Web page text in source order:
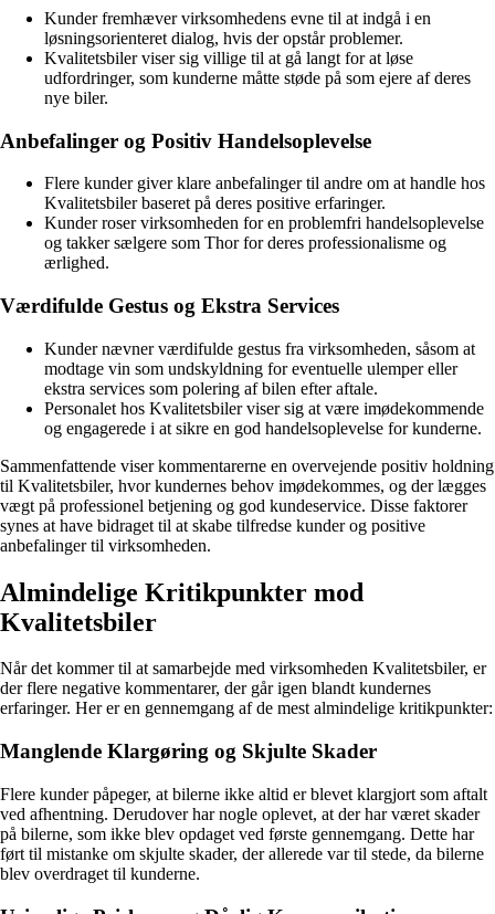
Kunder fremhæver virksomhedens evne til at indgå i en
løsningsorienteret dialog, hvis der opstår problemer.
Kvalitetsbiler viser sig villige til at gå langt for at løse
udfordringer, som kunderne måtte støde på som ejere af deres
nye biler.
Anbefalinger og Positiv Handelsoplevelse
Flere kunder giver klare anbefalinger til andre om at handle hos
Kvalitetsbiler baseret på deres positive erfaringer.
Kunder roser virksomheden for en problemfri handelsoplevelse
og takker sælgere som Thor for deres professionalisme og
ærlighed.
Værdifulde Gestus og Ekstra Services
Kunder nævner værdifulde gestus fra virksomheden, såsom at
modtage vin som undskyldning for eventuelle ulemper eller
ekstra services som polering af bilen efter aftale.
Personalet hos Kvalitetsbiler viser sig at være imødekommende
og engagerede i at sikre en god handelsoplevelse for kunderne.
Sammenfattende viser kommentarerne en overvejende positiv holdning
til Kvalitetsbiler, hvor kundernes behov imødekommes, og der lægges
vægt på professionel betjening og god kundeservice. Disse faktorer
synes at have bidraget til at skabe tilfredse kunder og positive
anbefalinger til virksomheden.
Almindelige Kritikpunkter mod
Kvalitetsbiler
Når det kommer til at samarbejde med virksomheden Kvalitetsbiler, er
der flere negative kommentarer, der går igen blandt kundernes
erfaringer. Her er en gennemgang af de mest almindelige kritikpunkter:
Manglende Klargøring og Skjulte Skader
Flere kunder påpeger, at bilerne ikke altid er blevet klargjort som aftalt
ved afhentning. Derudover har nogle oplevet, at der har været skader
på bilerne, som ikke blev opdaget ved første gennemgang. Dette har
ført til mistanke om skjulte skader, der allerede var til stede, da bilerne
blev overdraget til kunderne.